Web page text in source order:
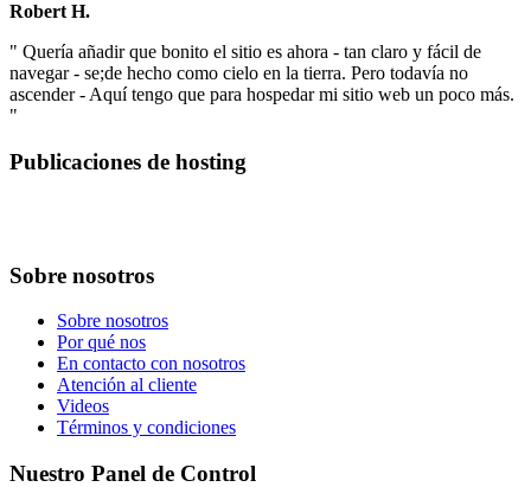
Robert H.
" Quería añadir que bonito el sitio es ahora - tan claro y fácil de
navegar - se;de hecho como cielo en la tierra. Pero todavía no
ascender - Aquí tengo que para hospedar mi sitio web un poco más.
"
Publicaciones de hosting
Sobre nosotros
Sobre nosotros
Por qué nos
En contacto con nosotros
Atención al cliente
Videos
Términos y condiciones
Nuestro Panel de Control